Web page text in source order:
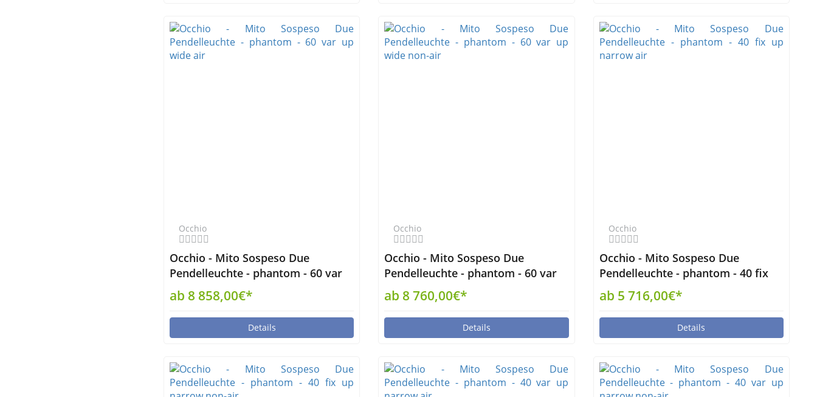
Occhio
Occhio - Mito Sospeso Due
Pendelleuchte - phantom - 60 var
up wide air
ab 8 858,00€*
Details
Occhio
Occhio - Mito Sospeso Due
Pendelleuchte - phantom - 60 var
up wide non-air
ab 8 760,00€*
Details
Occhio
Occhio - Mito Sospeso Due
Pendelleuchte - phantom - 40 fix
up narrow air
ab 5 716,00€*
Details